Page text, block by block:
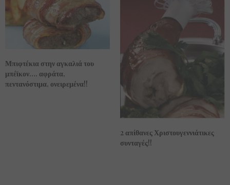
Μπιφτέκια στην αγκαλιά του
μπέϊκον…. αφράτα,
πεντανόστιμα, ονειρεμένα!!
2 απίθανες Χριστουγεννιάτικες
συνταγές!!